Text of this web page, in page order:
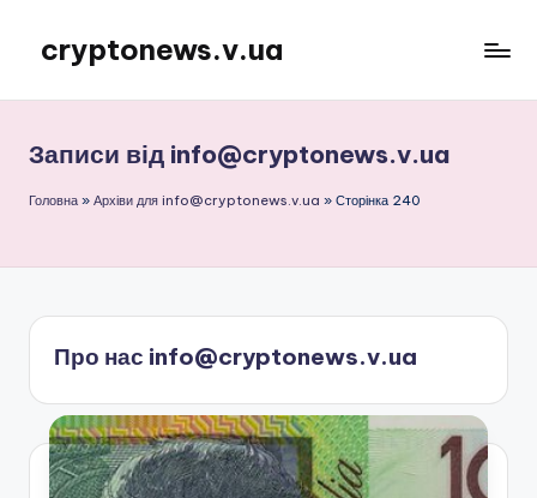
Перейти
вмісту
cryptonews.v.ua
криптовалют,
аналітика,
курси,
Записи від info@cryptonews.v.ua
Головна » Архіви для info@cryptonews.v.ua » Сторінка 240
Про нас info@cryptonews.v.ua